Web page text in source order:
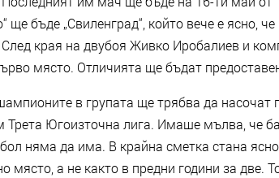
ще бъде „Свиленград“, който вече е ясно,
края на двубоя Живко Иробалиев и
място. Отличията ще бъдат
в групата ще трябва да насочат
Трета Югоизточна лига. Имаше мълва, че
няма да има. В крайна сметка стана
място, а не както в предни години за две.